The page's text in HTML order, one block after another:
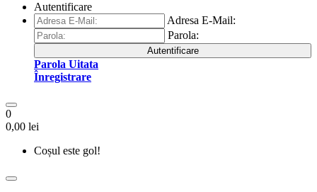
Autentificare
Adresa E-Mail:
Parola:
Autentificare
Parola Uitata
Înregistrare
0
0,00 lei
Coșul este gol!